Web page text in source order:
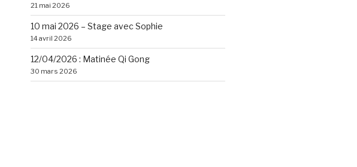
21 mai 2026
10 mai 2026 – Stage avec Sophie
14 avril 2026
12/04/2026 : Matinée Qi Gong
30 mars 2026